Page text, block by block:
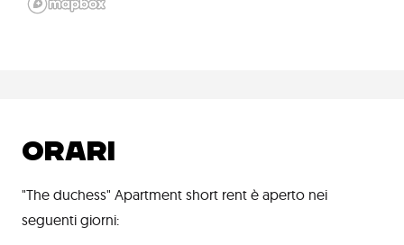
ORARI
"The duchess" Apartment short rent è aperto nei
seguenti giorni: